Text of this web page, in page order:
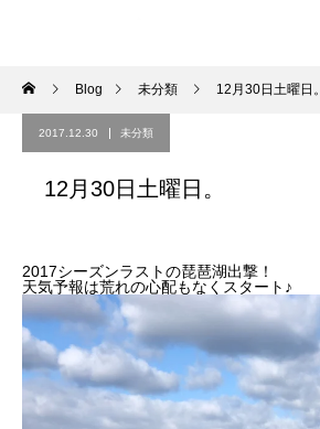
Blog 未分類 12月30日土曜日。
2017.12.30 未分類
12月30日土曜日。
2017シーズンラストの琵琶湖出撃！
天気予報は荒れの心配もなくスタート♪